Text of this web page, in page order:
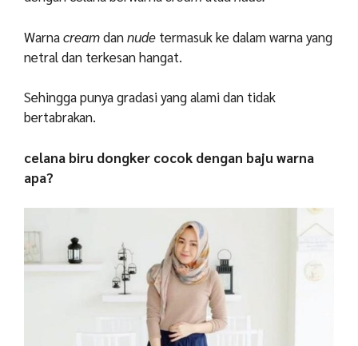
Warnacreamdannude termasuk ke dalam warna yang
netral dan terkesan hangat.
Sehingga punya gradasi yang alami dan tidak
bertabrakan.
celana biru dongker cocok dengan baju warna
apa?